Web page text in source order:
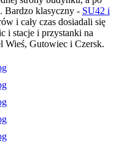
Bardzo klasyczny - SU42 i
i cały czas dosiadali się
i stacje i przystanki na
Wieś, Gutowiec i Czersk.